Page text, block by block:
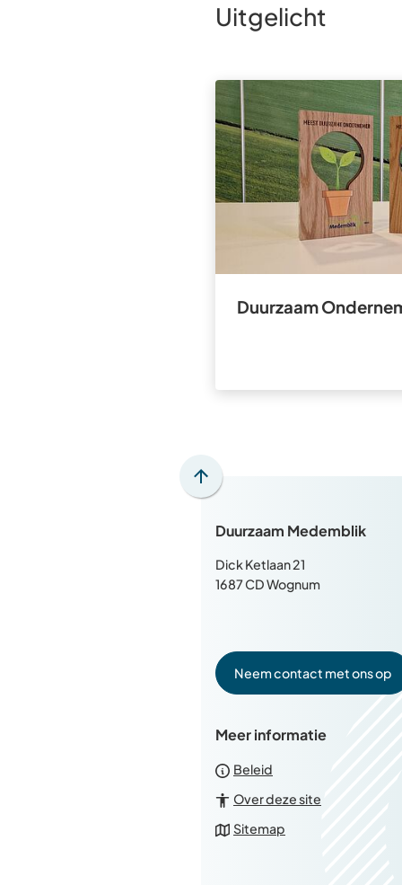
Uitgelicht
Duurzaam
Scroll
boven
het
paginainhoud
Duurzaam Medemblik
Dick Ketlaan 21
1687 CD Wognum
Neem contact met ons op
Meer informatie
Beleid
Over deze site
Sitemap